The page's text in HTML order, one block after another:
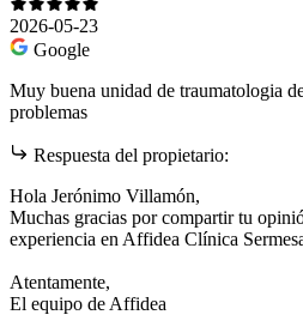
2026-05-23
Google
Muy buena unidad de traumatologia
problemas
Respuesta del propietario:
Hola Jerónimo Villamón,
Muchas gracias por compartir tu
experiencia en Affidea Clínica
Atentamente,
El equipo de Affidea